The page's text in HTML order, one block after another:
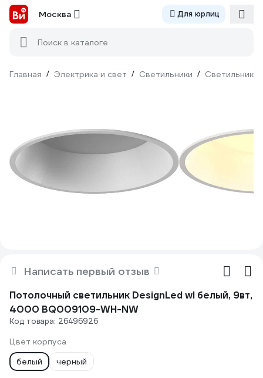
Москва Для юрлиц
Поиск в каталоге
Главная / Электрика и свет / Светильники / Светильники
Написать первый отзыв
Потолочный светильник DesignLed wl белый, 9вт,
4000 BQ009109-WH-NW
Код товара: 26496926
Цвет корпуса
белый
черный